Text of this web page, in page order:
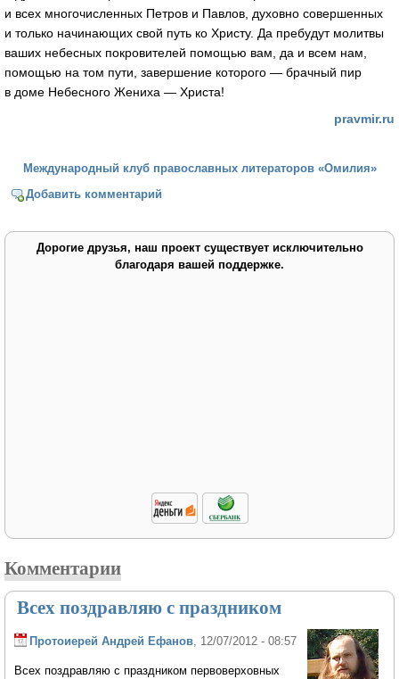
и всех многочисленных Петров и Павлов, духовно совершенных
и только начинающих свой путь ко Христу. Да пребудут молитвы
ваших небесных покровителей помощью вам, да и всем нам,
помощью на том пути, завершение которого — брачный пир
в доме Небесного Жениха — Христа!
pravmir.ru
Международный клуб православных литераторов «Омилия»
Добавить комментарий
Дорогие друзья, наш проект существует исключительно
благодаря вашей поддержке.
Комментарии
Всех поздравляю с праздником
Протоиерей Андрей Ефанов , 12/07/2012 - 08:57
Всех поздравляю с праздником первоверховных